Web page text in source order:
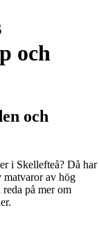
och
och
i Skellefteå? Då har
av hög
på mer om